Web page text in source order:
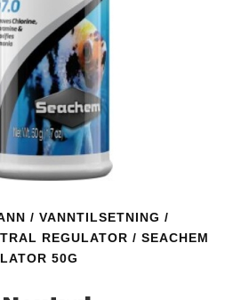
/ VANNTILSETNING /
REGULATOR / SEACHEM
50G